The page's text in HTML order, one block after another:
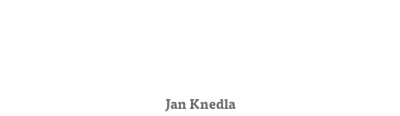
Jan Knedla